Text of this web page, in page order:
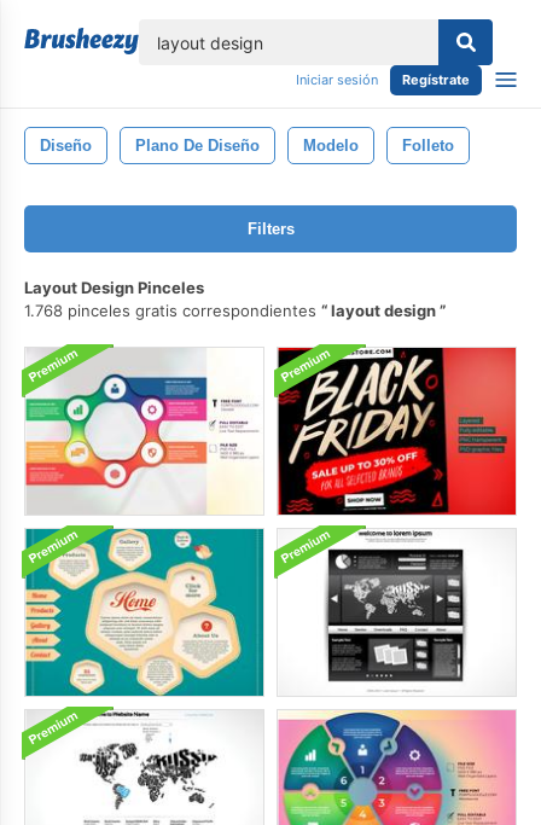
Iniciar sesión Regístrate
Diseño Plano De Diseño Modelo Folleto
Filters
Layout Design Pinceles
1.768 pinceles gratis correspondientes
layout design